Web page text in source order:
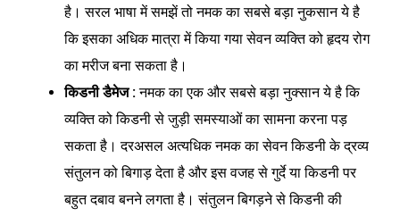
है। सरल भाषा में समझें तो नमक का सबसे बड़ा नुकसान ये है
कि इसका अधिक मात्रा में किया गया सेवन व्यक्ति को हृदय रोग
का मरीज बना सकता है।
किडनी डैमेज :नमक का एक और सबसे बड़ा नुक्सान ये है कि
व्यक्ति को किडनी से जुड़ी समस्याओं का सामना करना पड़
सकता है। दरअसल अत्यधिक नमक का सेवन किडनी के द्रव्य
संतुलन को बिगाड़ देता है और इस वजह से गुर्दे या किडनी पर
बहुत दबाव बनने लगता है। संतुलन बिगड़ने से किडनी की